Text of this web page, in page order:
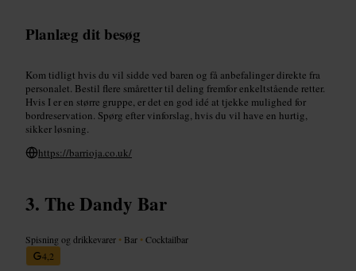
Planlæg dit besøg
Kom tidligt hvis du vil sidde ved baren og få anbefalinger direkte fra
personalet. Bestil flere småretter til deling fremfor enkeltstående retter.
Hvis I er en større gruppe, er det en god idé at tjekke mulighed for
bordreservation. Spørg efter vinforslag, hvis du vil have en hurtig,
sikker løsning.
https://barrioja.co.uk/
The Dandy Bar
Spisning og drikkevarer • Bar •Cocktailbar
4,2